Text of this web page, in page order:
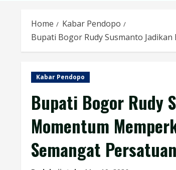
Home
Kabar Pendopo
Bupati Bogor Rudy Susmanto
Kabar Pendopo
Bupati Bogor Rudy
Momentum
Semangat